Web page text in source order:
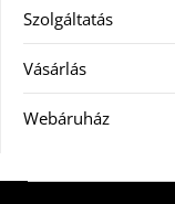
Szolgáltatás
Vásárlás
Webáruház